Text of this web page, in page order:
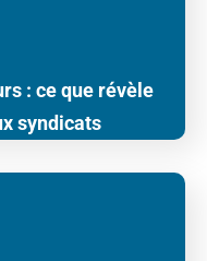
: ce que révèle
syndicats